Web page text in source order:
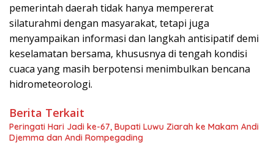
pemerintah daerah tidak hanya mempererat
silaturahmi dengan masyarakat, tetapi juga
menyampaikan informasi dan langkah antisipatif demi
keselamatan bersama, khususnya di tengah kondisi
cuaca yang masih berpotensi menimbulkan bencana
hidrometeorologi.
Berita Terkait
Peringati Hari Jadi ke-67, Bupati Luwu Ziarah ke Makam Andi
Djemma dan Andi Rompegading